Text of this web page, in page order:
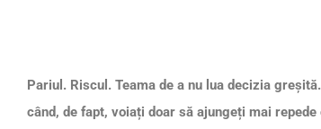
Pariul. Riscul. Teama de a nu lua decizia
când, de fapt, voiați doar să ajungeți mai